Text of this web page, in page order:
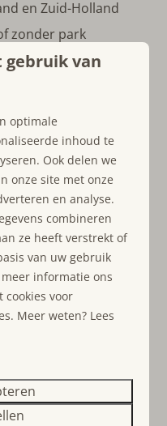
en Zuid-Holland
zonder park
en
gebruik van
optimale
inhoud te
Ook delen we
onze site met onze
en analyse.
combineren
ze heeft verstrekt of
van uw gebruik
informatie ons
cookies voor
Meer weten? Lees